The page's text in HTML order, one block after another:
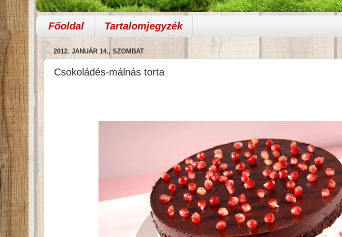
Főoldal Tartalomjegyzék
2012. JANUÁR 14., SZOMBAT
Csokoládés-málnás torta